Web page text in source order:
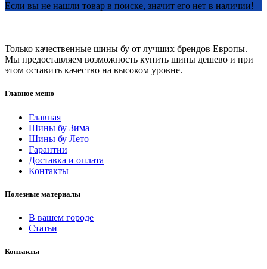
Если вы не нашли товар в поиске, значит его нет в наличии!
Только качественные шины бу от лучших брендов Европы.
Мы предоставляем возможность купить шины дешево и при
этом оставить качество на высоком уровне.
Главное меню
Главная
Шины бу Зима
Шины бу Лето
Гарантии
Доставка и оплата
Контакты
Полезные материалы
В вашем городе
Статьи
Контакты